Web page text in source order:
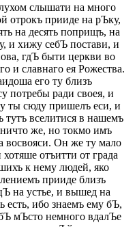
слышати на много
отрокъ прииде на рЪку,
на десять поприщъ, на
и хижу себЪ постави, и
гдЪ быти церкви во
и славнаго ея Рожества.
его ту близъ
потребы ради своея, и
ты сюду пришелъ еси, и
тутъ вселитися в нашемъ
же, но токмо имъ
восвояси. Он же ту мало
отъитти от града
к нему людей, яко
прииде близъ
на устье, и вышед на
есть, ибо знаемъ ему бЪ,
мЪсто немного вдалЪе